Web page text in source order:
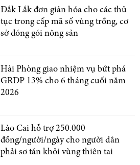
Đắk Lắk đơn giản hóa cho các thủ
tục trong cấp mã số vùng trồng, cơ
sở đóng gói nông sản
Hải Phòng giao nhiệm vụ bứt phá
GRDP 13% cho 6 tháng cuối năm
2026
Lào Cai hỗ trợ 250.000
đồng/người/ngày cho người dân
phải sơ tán khỏi vùng thiên tai